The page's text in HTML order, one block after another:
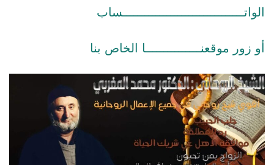
الواتـــــــــــــــــــــــــــــــــساب
أو زور موقعنـــــــــــــــا الخاص بنا